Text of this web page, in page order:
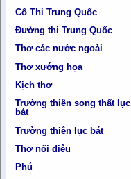
Cổ Thi Trung Quốc
Đường thi Trung Quốc
Thơ các nước ngoài
Thơ xướng họa
Kịch thơ
Trường thiên song thất lục
bát
Trường thiên lục bát
Thơ nối điêu
Phú